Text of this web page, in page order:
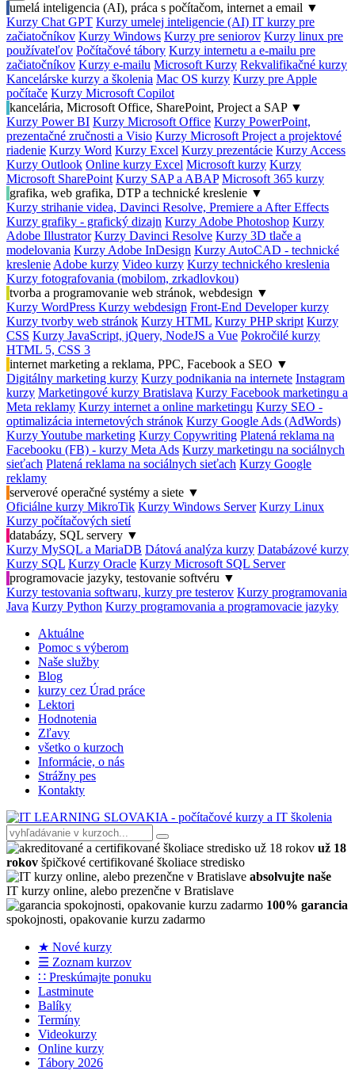
umelá inteligencia (AI), práca s počítačom, internet a email ▼
Kurzy Chat GPT Kurzy umelej inteligencie (AI) IT kurzy pre
začiatočníkov Kurzy Windows Kurzy pre seniorov Kurzy linux pre
používateľov Počítačové tábory Kurzy internetu a e-mailu pre
začiatočníkov Kurzy e-mailu Microsoft Kurzy Rekvalifikačné kurzy
Kancelárske kurzy a školenia Mac OS kurzy Kurzy pre Apple
počítače Kurzy Microsoft Copilot
kancelária, Microsoft Office, SharePoint, Project a SAP ▼
Kurzy Power BI Kurzy Microsoft Office Kurzy PowerPoint,
prezentačné zručnosti a Visio Kurzy Microsoft Project a projektové
riadenie Kurzy Word Kurzy Excel Kurzy prezentácie Kurzy Access
Kurzy Outlook Online kurzy Excel Microsoft kurzy Kurzy
Microsoft SharePoint Kurzy SAP a ABAP Microsoft 365 kurzy
grafika, web grafika, DTP a technické kreslenie ▼
Kurzy strihanie videa, Davinci Resolve, Premiere a After Effects
Kurzy grafiky - grafický dizajn Kurzy Adobe Photoshop Kurzy
Adobe Illustrator Kurzy Davinci Resolve Kurzy 3D tlače a
modelovania Kurzy Adobe InDesign Kurzy AutoCAD - technické
kreslenie Adobe kurzy Video kurzy Kurzy technického kreslenia
Kurzy fotografovania (mobilom, zrkadlovkou)
tvorba a programovanie web stránok, webdesign ▼
Kurzy WordPress Kurzy webdesign Front-End Developer kurzy
Kurzy tvorby web stránok Kurzy HTML Kurzy PHP skript Kurzy
CSS Kurzy JavaScript, jQuery, NodeJS a Vue Pokročilé kurzy
HTML 5, CSS 3
internet marketing a reklama, PPC, Facebook a SEO ▼
Digitálny marketing kurzy Kurzy podnikania na internete Instagram
kurzy Marketingové kurzy Bratislava Kurzy Facebook marketingu a
Meta reklamy Kurzy internet a online marketingu Kurzy SEO -
optimalizácia internetových stránok Kurzy Google Ads (AdWords)
Kurzy Youtube marketing Kurzy Copywriting Platená reklama na
Facebooku (FB) - kurzy Meta Ads Kurzy marketingu na sociálnych
sieťach Platená reklama na sociálnych sieťach Kurzy Google
reklamy
serverové operačné systémy a siete ▼
Oficiálne kurzy MikroTik Kurzy Windows Server Kurzy Linux
Kurzy počítačových sietí
databázy, SQL servery ▼
Kurzy MySQL a MariaDB Dátová analýza kurzy Databázové kurzy
Kurzy SQL Kurzy Oracle Kurzy Microsoft SQL Server
programovacie jazyky, testovanie softvéru ▼
Kurzy testovania softwaru, kurzy pre testerov Kurzy programovania
Java Kurzy Python Kurzy programovania a programovacie jazyky
Aktuálne
Pomoc s výberom
Naše služby
Blog
kurzy cez Úrad práce
Lektori
Hodnotenia
Zľavy
všetko o kurzoch
Informácie, o nás
Strážny pes
Kontakty
už 18
rokov špičkové certifikované školiace stredisko
absolvujte naše
IT kurzy online, alebo prezenčne v Bratislave
100% garancia
spokojnosti, opakovanie kurzu zadarmo
★ Nové kurzy
☰ Zoznam kurzov
∷ Preskúmajte ponuku
Lastminute
Balíky
Termíny
Videokurzy
Online kurzy
Tábory 2026